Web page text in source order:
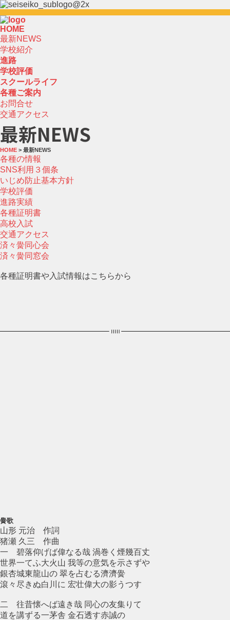
HOME
最新NEWS
学校紹介
進路
学校評価
スクールライフ
各種ご案内
お問合せ
交通アクセス
最新NEWS
HOME > 最新NEWS
各種の情報
SNS利用３個条
いじめ防止基本方針
学校評価
進路実績
各種証明書
高校入試
交通アクセス
済々黌同心会
済々黌同窓会
各種証明書や入試情報はこちらから
黌歌
山形 元治 作詞
猪瀬 久三 作曲
一 碧落仰げば偉なる哉 渦巻く煙幾百丈
世界一てふ大火山 我等の意気を示さずや
銀杏城東龍山の 翠を占むる濟濟黌
滾々尽きぬ白川に 宏壮偉大の影うつす
二 往昔懐へば遠き哉 同心の友集りて
道を講ずる一茅舎 金石透す赤誠の